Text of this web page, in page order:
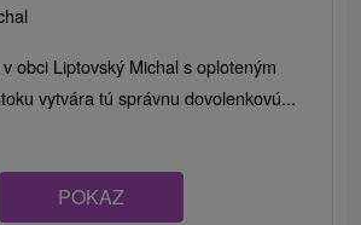
obci Liptovský Michal s oploteným
vytvára tú správnu dovolenkovú...
POKAZ